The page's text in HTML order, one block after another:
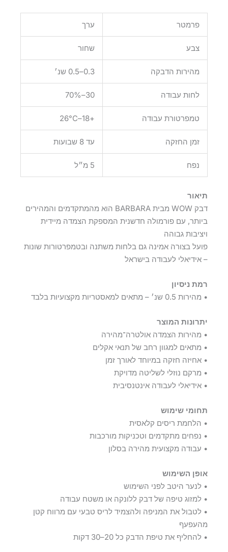
פרמטר ערך
צבע שחור
מהירות הדבקה 0.3–0.5 שנ׳
לחות עבודה 30–70%
טמפרטורת עבודה +18–26°C
זמן החזקה עד 8 שבועות
נפח 5 מ״ל
תיאור
דבק WOW מבית BARBARA הוא מהמתקדמים והמהירים
ביותר, עם פורמולה חדשנית המספקת הצמדה מיידית
ויציבות גבוהה
פועל בצורה אמינה גם בלחות משתנה ובטמפרטורות שונות
– אידיאלי לעבודה בישראל
רמת ניסיון
• מהירות 0.5 שנ׳ – מתאים למאסטריות מקצועיות בלבד
יתרונות המוצר
• מהירות הצמדה אולטרה־מהירה
• מתאים למגוון רחב של תנאי אקלים
• אחיזה חזקה במיוחד לאורך זמן
• מרקם נוזלי לשליטה מדויקת
• אידיאלי לעבודה אינטנסיבית
תחומי שימוש
• הלחמת ריסים קלאסית
• נפחים מתקדמים וטכניקות מורכבות
• עבודה מקצועית מהירה בסלון
אופן השימוש
• לנער היטב לפני השימוש
• למזוג טיפה של דבק ללונקה או משטח עבודה
• לטבול את המניפה ולהצמיד לריס טבעי עם מרווח קטן
מהעפעף
• להחליף את טיפת הדבק כל 20–30 דקות